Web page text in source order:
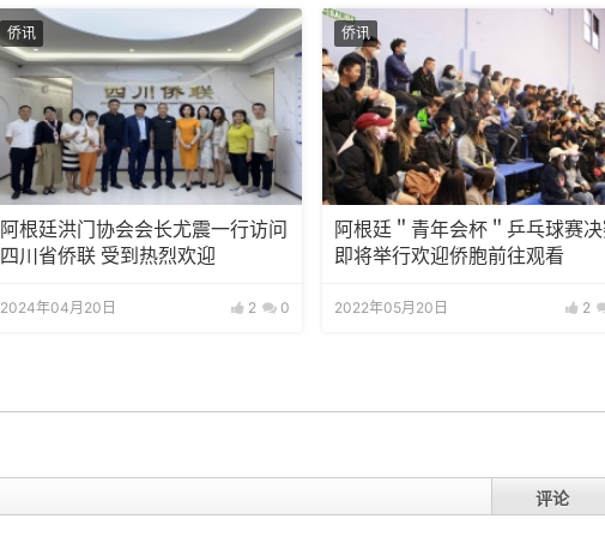
侨讯
阿根廷洪门协会会长尤震一行访问
四川省侨联 受到热烈欢迎
2024年04月20日 2 0
侨讯
阿根廷＂青年会杯＂乒乓球赛
即将举行欢迎侨胞前往观看
2022年05月20日 2
评论